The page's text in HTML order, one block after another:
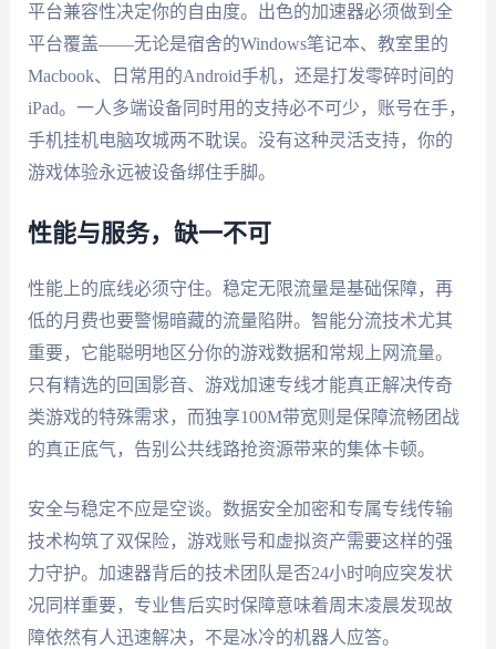
平台兼容性决定你的自由度。出色的加速器必须做到全
平台覆盖——无论是宿舍的Windows笔记本、教室里的
Macbook、日常用的Android手机，还是打发零碎时间的
iPad。一人多端设备同时用的支持必不可少，账号在手，
手机挂机电脑攻城两不耽误。没有这种灵活支持，你的
游戏体验永远被设备绑住手脚。
性能与服务，缺一不可
性能上的底线必须守住。稳定无限流量是基础保障，再
低的月费也要警惕暗藏的流量陷阱。智能分流技术尤其
重要，它能聪明地区分你的游戏数据和常规上网流量。
只有精选的回国影音、游戏加速专线才能真正解决传奇
类游戏的特殊需求，而独享100M带宽则是保障流畅团战
的真正底气，告别公共线路抢资源带来的集体卡顿。
安全与稳定不应是空谈。数据安全加密和专属专线传输
技术构筑了双保险，游戏账号和虚拟资产需要这样的强
力守护。加速器背后的技术团队是否24小时响应突发状
况同样重要，专业售后实时保障意味着周末凌晨发现故
障依然有人迅速解决，不是冰冷的机器人应答。